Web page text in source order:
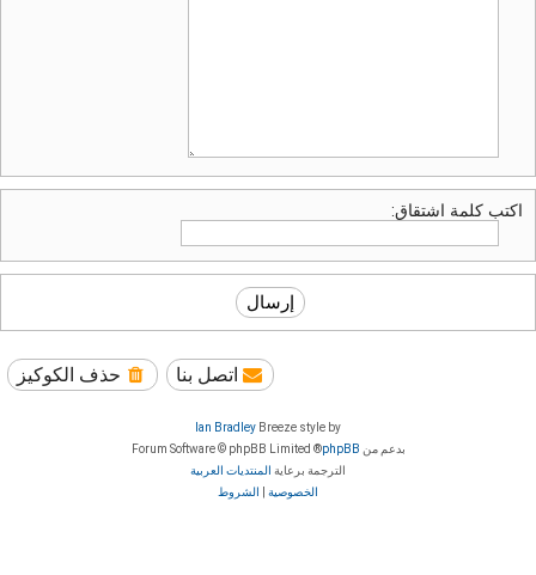
اكتب كلمة اشتقاق:
حذف الكوكيز اتصل بنا
Breeze style by
Ian Bradley
بدعم من phpBB
® Forum Software © phpBB Limited
الترجمة برعاية المنتديات العربية
الخصوصية
الشروط